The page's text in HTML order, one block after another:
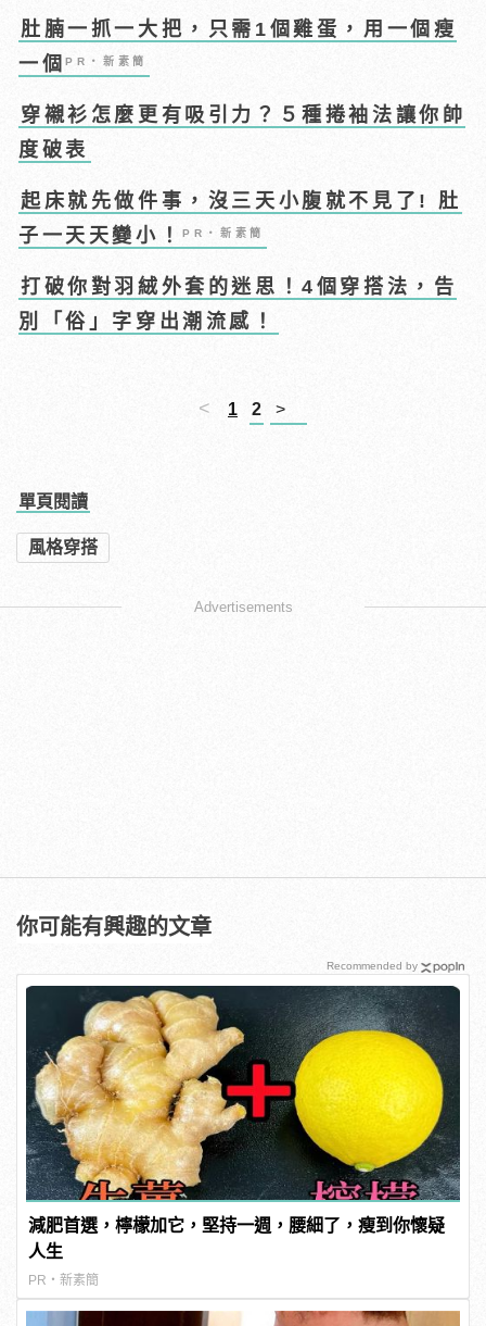
肚腩一抓一大把，只需1個雞蛋，用一個瘦
一個PR・新素簡
穿襯衫怎麼更有吸引力？５種捲袖法讓你帥
度破表
起床就先做件事，沒三天小腹就不見了! 肚
子一天天變小！PR・新素簡
打破你對羽絨外套的迷思！4個穿搭法，告
別「俗」字穿出潮流感！
< 1 2 >
單頁閱讀
風格穿搭
Advertisements
你可能有興趣的文章
減肥首選，檸檬加它，堅持一週，腰細了，瘦到你懷疑
人生
PR・新素簡
Recommended by